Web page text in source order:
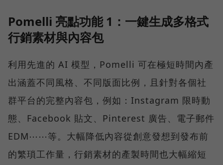
Pomelli 亮點功能 1：一鍵生成多格式
行銷素材與內容包
利用先進的 AI 模型，Pomelli 可在極短時間內產
出涵蓋不同風格、不同版面比例，且針對各個社
群平台的完整內容包，例如：Instagram 限時動
態、Facebook 貼文、Pinterest 廣告、電子郵件
EDM⋯⋯等。大幅降低內容從創意發想到發布前
的繁瑣工作量，行銷素材的產製時間也大幅縮短